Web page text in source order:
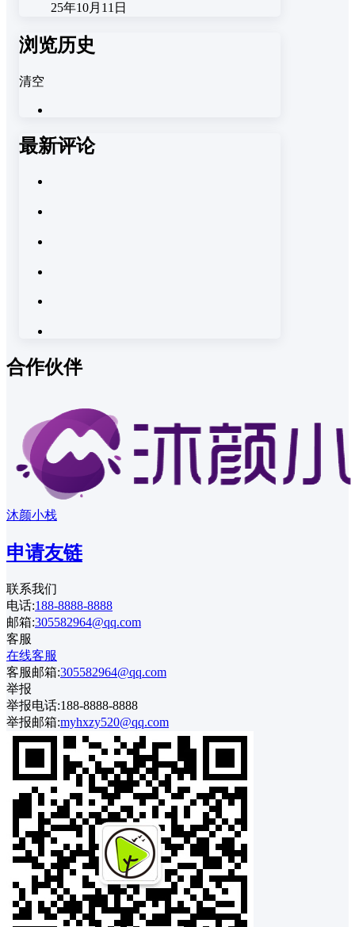
25年10月11日
浏览历史
清空
最新评论
合作伙伴
沐颜小栈
申请友链
联系我们
电话:188-8888-8888
邮箱:305582964@qq.com
客服
在线客服
客服邮箱:305582964@qq.com
举报
举报电话:188-8888-8888
举报邮箱:myhxzy520@qq.com